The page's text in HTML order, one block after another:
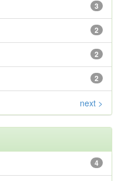
3
2
2
2
next >
4